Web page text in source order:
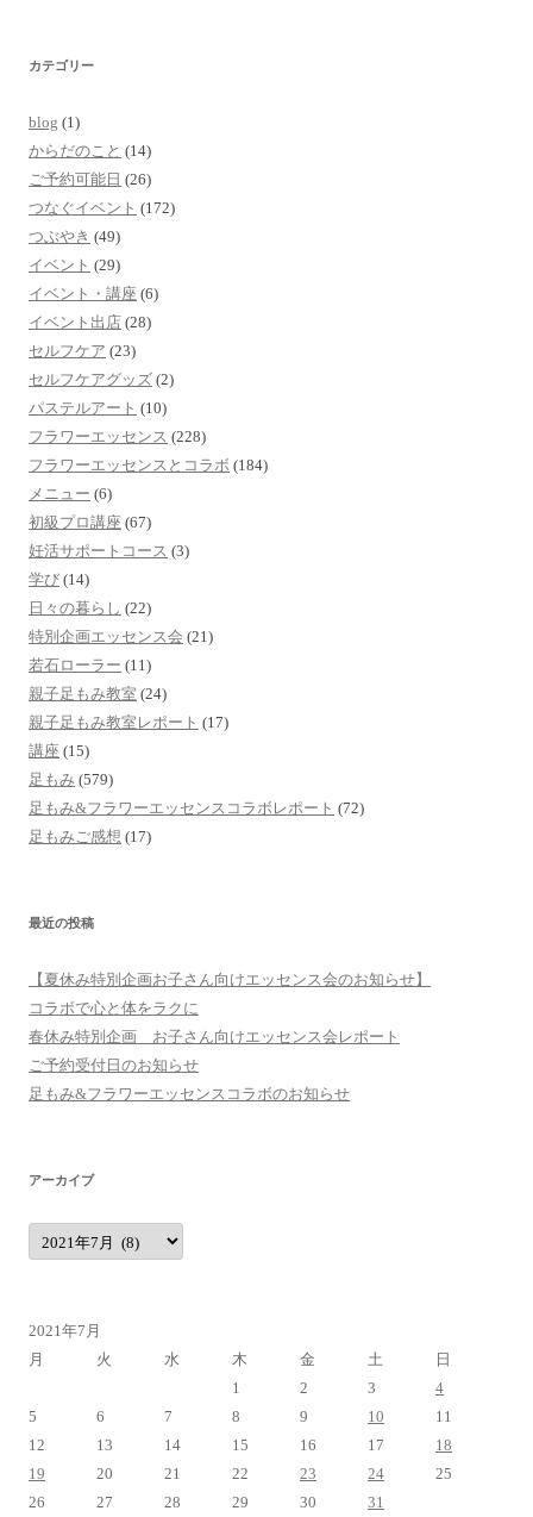
カテゴリー
blog (1)
からだのこと (14)
ご予約可能日 (26)
つなぐイベント (172)
つぶやき (49)
イベント (29)
イベント・講座 (6)
イベント出店 (28)
セルフケア (23)
セルフケアグッズ (2)
パステルアート (10)
フラワーエッセンス (228)
フラワーエッセンスとコラボ (184)
メニュー (6)
初級プロ講座 (67)
妊活サポートコース (3)
学び (14)
日々の暮らし (22)
特別企画エッセンス会 (21)
若石ローラー (11)
親子足もみ教室 (24)
親子足もみ教室レポート (17)
講座 (15)
足もみ (579)
足もみ&フラワーエッセンスコラボレポート (72)
足もみご感想 (17)
最近の投稿
【夏休み特別企画お子さん向けエッセンス会のお知らせ】
コラボで心と体をラクに
春休み特別企画 お子さん向けエッセンス会レポート
ご予約受付日のお知らせ
足もみ&フラワーエッセンスコラボのお知らせ
アーカイブ
ア
ー
カ
2021年7月
月
火 水 木 金 土
日
1
2 3
4
5
6 7 8 9 10
11
12
13 14 15 16 17
18
19
20 21 22 23 24
25
26
27 28 29 30 31